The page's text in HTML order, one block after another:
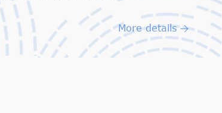
More details